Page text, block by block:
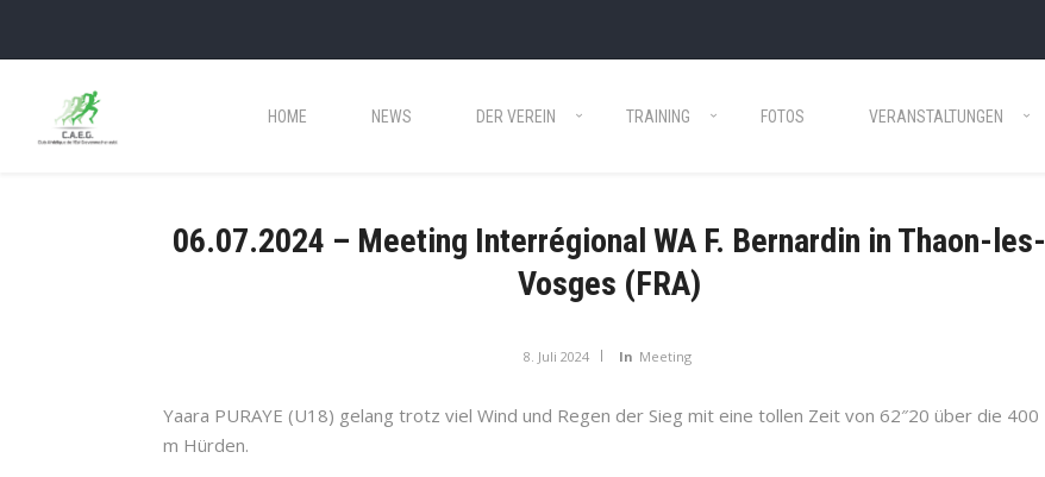
HOME NEWS DER VEREIN TRAINING FOTOS VERANSTALTUNGEN
06.07.2024 – Meeting Interrégional WA F. Bernardin in Thaon-les-
Vosges (FRA)
8. Juli 2024 In Meeting
Yaara PURAYE (U18) gelang trotz viel Wind und Regen der Sieg mit eine tollen Zeit von 62″20 über die 400
m Hürden.